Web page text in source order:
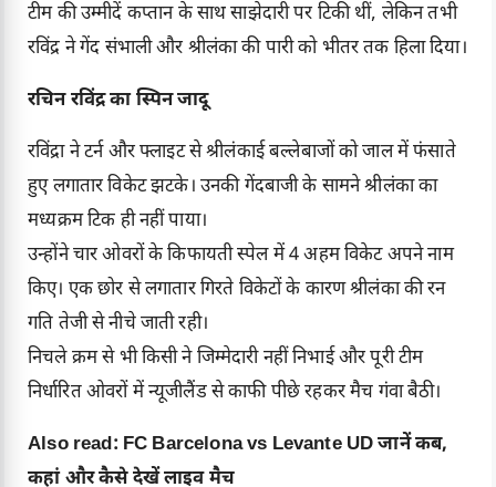
टीम की उम्मीदें कप्तान के साथ साझेदारी पर टिकी थीं, लेकिन तभी
रविंद्र ने गेंद संभाली और श्रीलंका की पारी को भीतर तक हिला दिया।
रचिन रविंद्र का स्पिन जादू
रविंद्रा ने टर्न और फ्लाइट से श्रीलंकाई बल्लेबाजों को जाल में फंसाते
हुए लगातार विकेट झटके। उनकी गेंदबाजी के सामने श्रीलंका का
मध्यक्रम टिक ही नहीं पाया।
उन्होंने चार ओवरों के किफायती स्पेल में 4 अहम विकेट अपने नाम
किए। एक छोर से लगातार गिरते विकेटों के कारण श्रीलंका की रन
गति तेजी से नीचे जाती रही।
निचले क्रम से भी किसी ने जिम्मेदारी नहीं निभाई और पूरी टीम
निर्धारित ओवरों में न्यूजीलैंड से काफी पीछे रहकर मैच गंवा बैठी।
Also read: FC Barcelona vs Levante UD जानें कब,
कहां और कैसे देखें लाइव मैच